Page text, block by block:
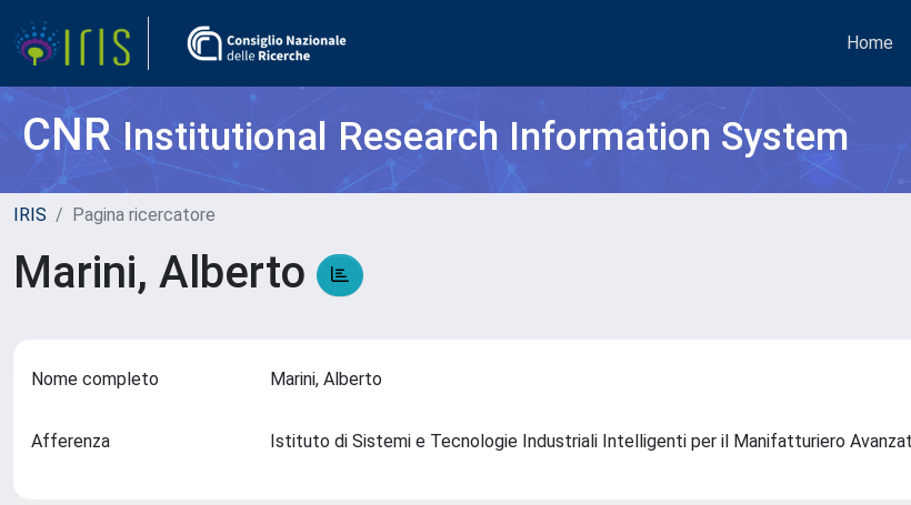
Home
CNRInstitutional Research Information System
IRIS Pagina ricercatore
Marini, Alberto
Nome completo Marini, Alberto
Afferenza Istituto di Sistemi e Tecnologie Industriali Intelligenti per il Manifatturiero